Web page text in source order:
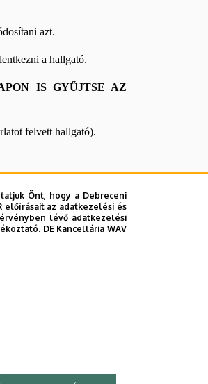
azt.
a hallgató.
IS GYŰJTSE AZ
felvett hallgató).
esetén a félévet nem
Önt, hogy a Debreceni
előírásait az adatkezelési és
lévő adatkezelési
DE Kancellária WAV